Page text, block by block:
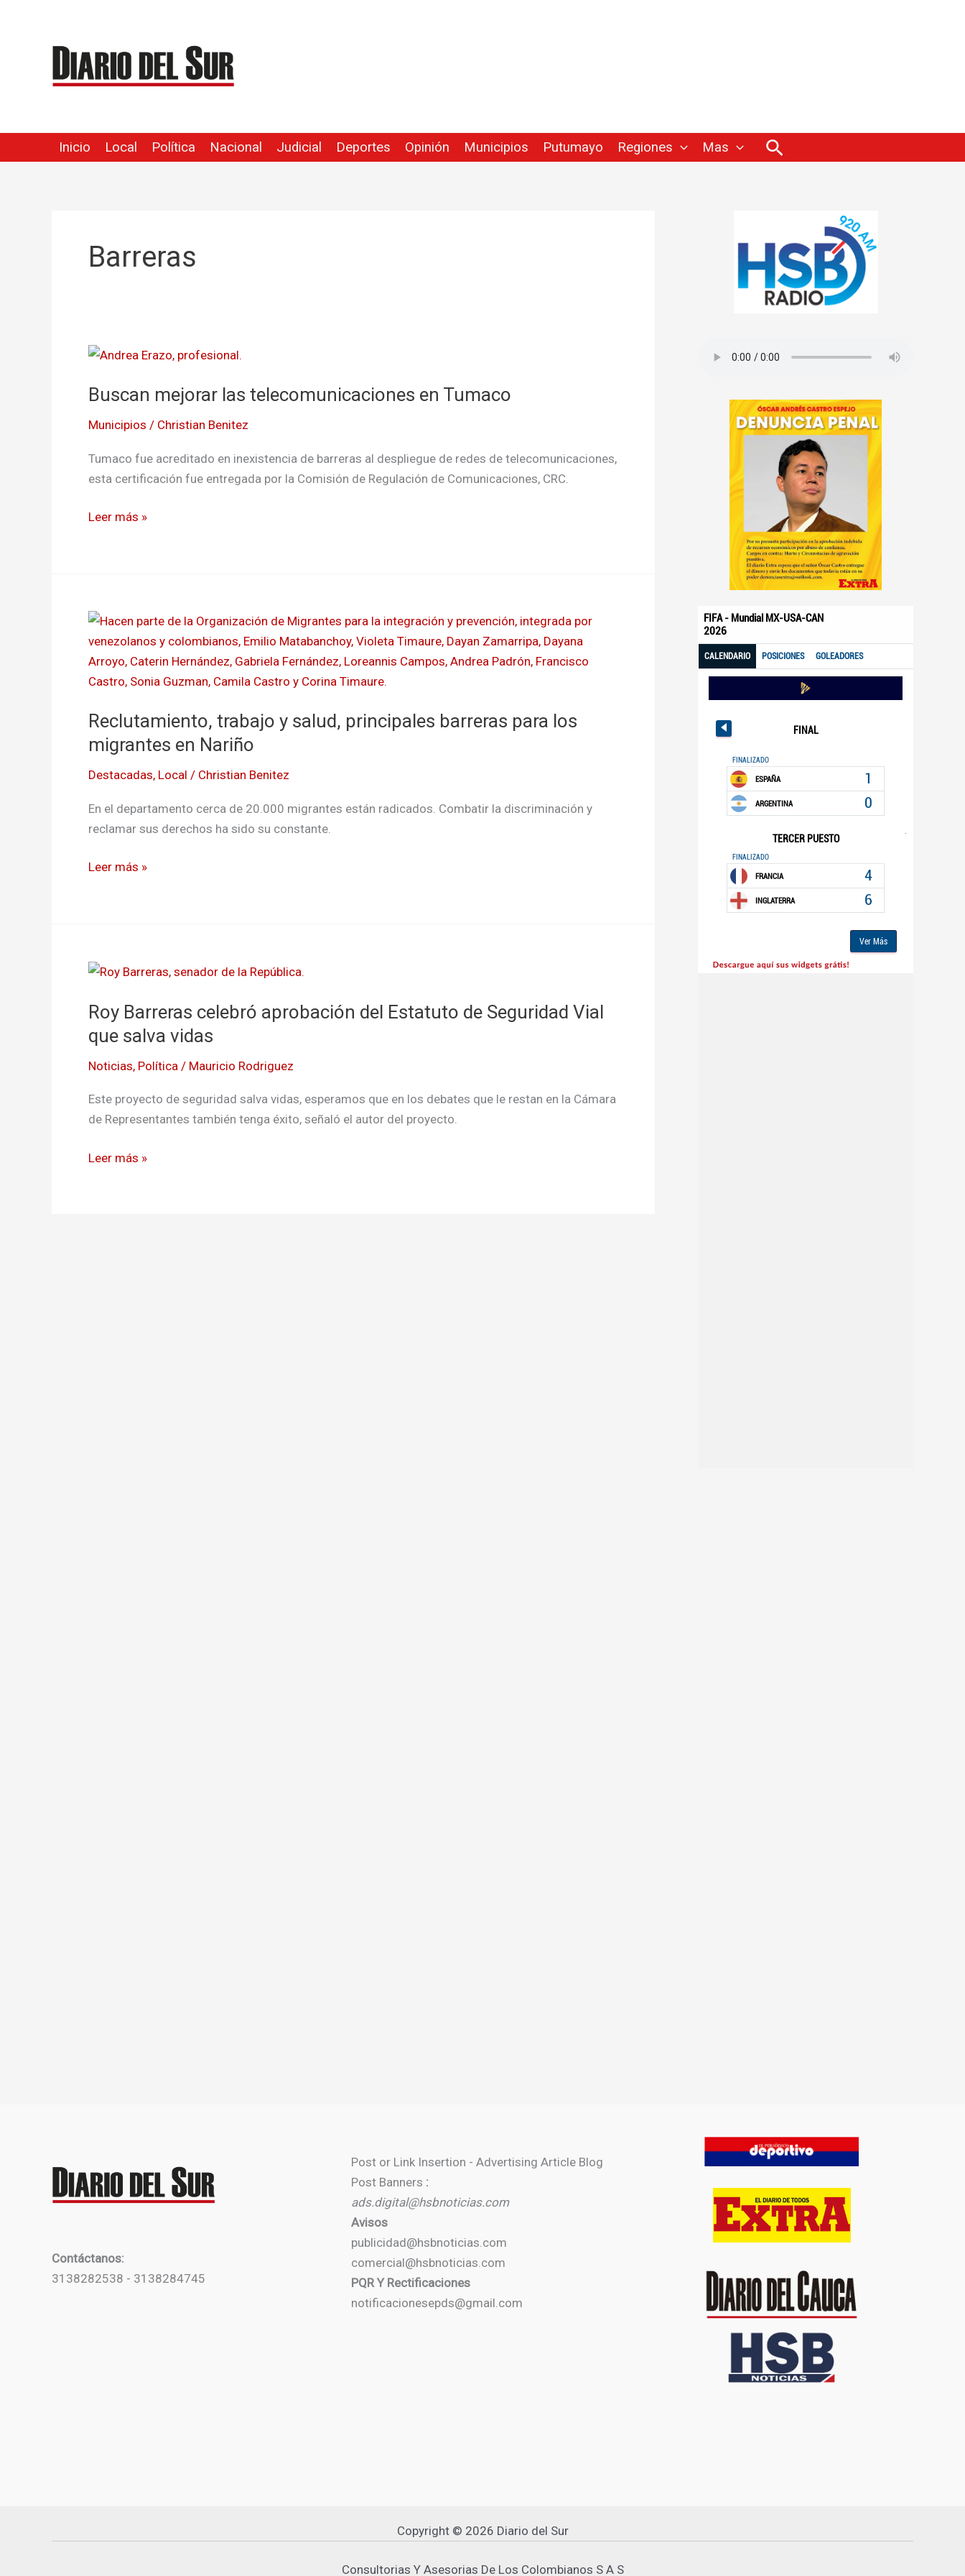
contenido
Inicio Local Política Nacional Judicial Deportes Opinión Municipios Putumayo Regiones Mas Buscar
Barreras
Buscan mejorar las telecomunicaciones en Tumaco
Municipios / Christian Benitez
Tumaco fue acreditado en inexistencia de barreras al despliegue de redes de telecomunicaciones,
esta certificación fue entregada por la Comisión de Regulación de Comunicaciones, CRC.
Buscan
las
en
Tumaco
Leer más »
Reclutamiento, trabajo y salud, principales barreras para los
migrantes en Nariño
Destacadas, Local / Christian Benitez
En el departamento cerca de 20.000 migrantes están radicados. Combatir la discriminación y
reclamar sus derechos ha sido su constante.
Reclutamiento,
trabajo
y
salud,
barreras
para
migrantes
en
Nariño
Leer más »
Roy Barreras celebró aprobación del Estatuto de Seguridad Vial
que salva vidas
Noticias, Política / Mauricio Rodriguez
Este proyecto de seguridad salva vidas, esperamos que en los debates que le restan en la Cámara
de Representantes también tenga éxito, señaló el autor del proyecto.
Roy
celebró
aprobación
del
Estatuto
que
Leer más »
Contáctanos:
3138282538 - 3138284745
Post or Link Insertion - Advertising Article Blog
Post Banners :
ads.digital@hsbnoticias.com
Avisos
publicidad@hsbnoticias.com
comercial@hsbnoticias.com
PQR Y Rectificaciones
notificacionesepds@gmail.com
Copyright © 2026 Diario del Sur
Consultorias Y Asesorias De Los Colombianos S A S